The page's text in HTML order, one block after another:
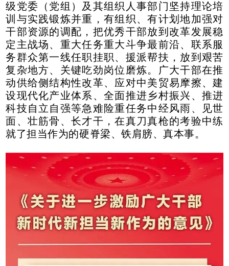
级党委（党组）及其组织人事部门坚持理论培
训与实践锻炼并重，有组织、有计划地加强对
干部资源的调配，把优秀干部放到改革发展稳
定主战场、重大任务重大斗争最前沿、联系服
务群众第一线任职挂职、援派帮扶，放到艰苦
复杂地方、关键吃劲岗位磨炼。广大干部在推
动供给侧结构性改革、应对中美贸易摩擦、建
设现代化产业体系、全面推进乡村振兴、推进
科技自立自强等急难险重任务中经风雨、见世
面、壮筋骨、长才干，在真刀真枪的考验中练
就了担当作为的硬脊梁、铁肩膀、真本事。